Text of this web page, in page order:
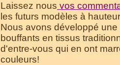
Laissez nous vos
les futurs modèles à
Nous avons développé
bouffants en tissus
d'entre-vous qui en ont
couleurs!